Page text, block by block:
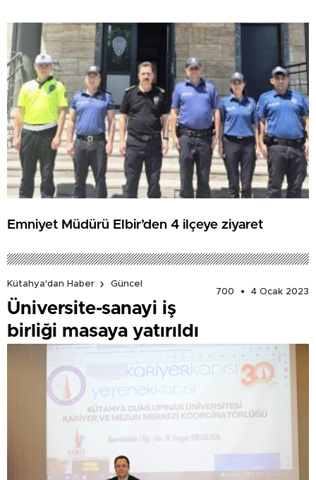
Emniyet Müdürü Elbir’den 4 ilçeye ziyaret
Kütahya'dan Haber
Güncel
700
4 Ocak 2023
Üniversite-sanayi iş
birliği masaya yatırıldı